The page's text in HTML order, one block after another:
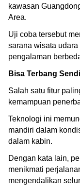
kawasan
Area.
Uji coba tersebut
sarana wisata
pengalaman
Bisa Terbang
Salah satu fitur
kemampuan
Teknologi ini
mandiri dalam
dalam kabin.
Dengan kata lain,
menikmati
mengendalikan